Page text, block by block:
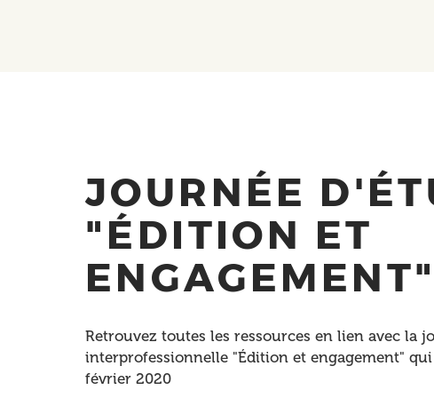
JOURNÉE
"ÉDITION ET
ENGAGEMENT"
Retrouvez toutes les ressources en lien avec la
interprofessionnelle "Édition et engagement"
février 2020